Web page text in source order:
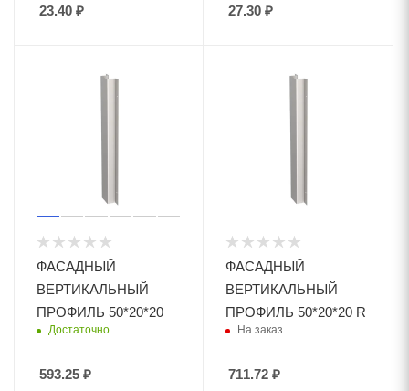
23.40 ₽ 27.30 ₽
ФАСАДНЫЙ
ВЕРТИКАЛЬНЫЙ
ПРОФИЛЬ 50*20*20
Достаточно
593.25 ₽
ФАСАДНЫЙ
ВЕРТИКАЛЬНЫЙ
ПРОФИЛЬ 50*20*20 R
На заказ
711.72 ₽